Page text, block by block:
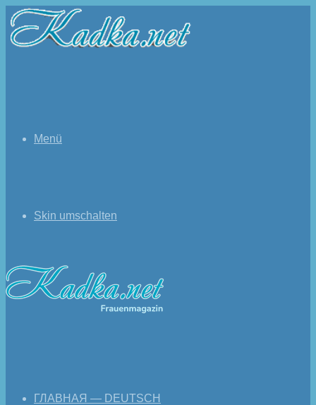
Menü
Skin umschalten
ГЛАВНАЯ — DEUTSCH